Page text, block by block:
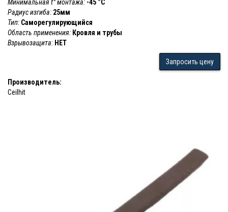
Минимальная t° монтажа: -45 °С
Радиус изгиба: 25мм
Тип: Саморегулирующийся
Область применения: Кровля и трубы
Взрывозащита: НЕТ
Запросить цену
Производитель:
Ceilhit